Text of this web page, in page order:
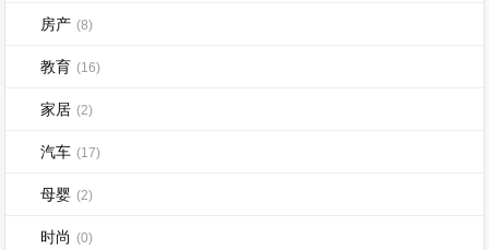
房产 (8)
教育 (16)
家居 (2)
汽车 (17)
母婴 (2)
时尚 (0)